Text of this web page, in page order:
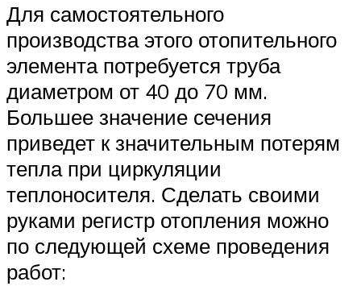
Для самостоятельного
производства этого отопительного
элемента потребуется труба
диаметром от 40 до 70 мм.
Большее значение сечения
приведет к значительным потерям
тепла при циркуляции
теплоносителя. Сделать своими
руками регистр отопления можно
по следующей схеме проведения
работ: